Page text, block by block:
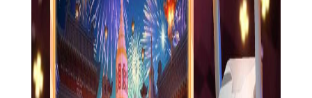
【迷你世界0.44.0版本过程】
1. 创建或选择世界：玩家可以选择已有的世界进行探险或创
建自己的新世界。
2. 收集资源与制作：在游戏中，玩家需要收集各种资源来制